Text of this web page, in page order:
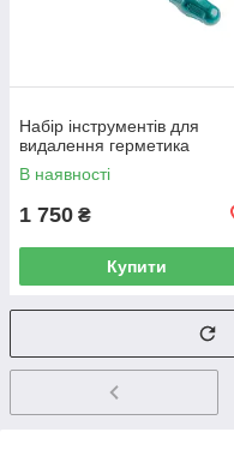
Набір інструментів для
видалення герметика
В наявності
1 750 ₴
Купити